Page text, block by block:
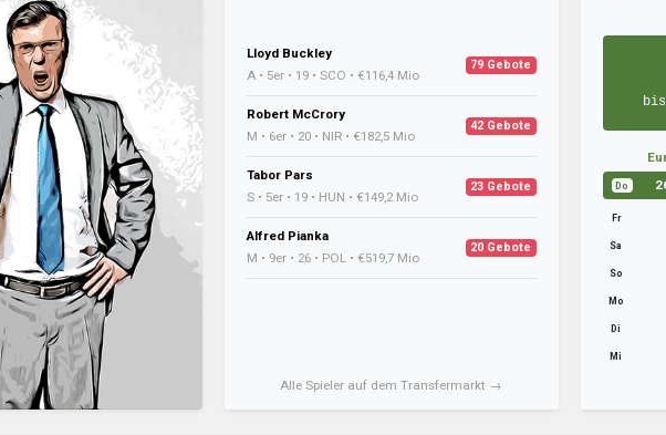
Lloyd Buckley
A • 5er • 19 • SCO • €116,4 Mio
79 Gebote
Robert McCrory
M • 6er • 20 • NIR • €182,5 Mio
42 Gebote
Tabor Pars
S • 5er • 19 • HUN • €149,2 Mio
23 Gebote
Alfred Pianka
M • 9er • 26 • POL • €519,7 Mio
20 Gebote
Alle Spieler auf dem Transfermarkt →
Do
Fr
Sa
So
Mo
Di
Mi